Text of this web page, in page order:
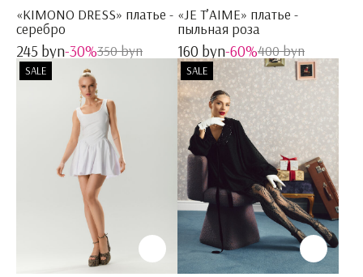
«KIMONO DRESS» платье -
серебро
245 byn-30%350 byn
«JE T’AIME» платье -
пыльная роза
160 byn-60%400 byn
SALE SALE